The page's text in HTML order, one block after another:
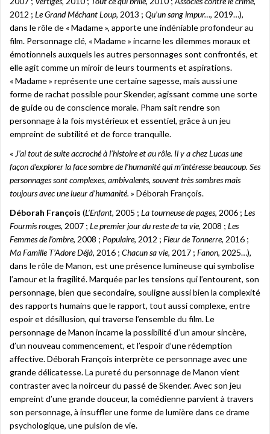
2012 ; Le Grand Méchant Loup, 2013 ; Qu’un sang impur…, 2019…),
dans le rôle de « Madame », apporte une indéniable profondeur au
film. Personnage clé, « Madame » incarne les dilemmes moraux et
émotionnels auxquels les autres personnages sont confrontés, et
elle agit comme un miroir de leurs tourments et aspirations.
« Madame » représente une certaine sagesse, mais aussi une
forme de rachat possible pour Skender, agissant comme une sorte
de guide ou de conscience morale. Pham sait rendre son
personnage à la fois mystérieux et essentiel, grâce à un jeu
empreint de subtilité et de force tranquille.
« J’ai tout de suite accroché à l’histoire et au rôle. Il y a chez Lucas une
façon d’explorer la face sombre de l’humanité qui m’intéresse beaucoup. Ses
personnages sont complexes, ambivalents, souvent très sombres mais
toujours avec une lueur d’humanité. » Déborah François.
Déborah François (L’Enfant, 2005 ; La tourneuse de pages, 2006 ; Les
Fourmis rouges, 2007 ; Le premier jour du reste de ta vie, 2008 ; Les
Femmes de l’ombre, 2008 ; Populaire, 2012 ; Fleur de Tonnerre, 2016 ;
Ma Famille T’Adore Déjà, 2016 ; Chacun sa vie, 2017 ; Fanon, 2025…),
dans le rôle de Manon, est une présence lumineuse qui symbolise
l’amour et la fragilité. Marquée par les tensions qui l’entourent, son
personnage, bien que secondaire, souligne aussi bien la complexité
des rapports humains que le rapport, tout aussi complexe, entre
espoir et désillusion, qui traverse l’ensemble du film. Le
personnage de Manon incarne la possibilité d’un amour sincère,
d’un nouveau commencement, et l’espoir d’une rédemption
affective. Déborah François interprète ce personnage avec une
grande délicatesse. La pureté du personnage de Manon vient
contraster avec la noirceur du passé de Skender. Avec son jeu
empreint d’une grande douceur, la comédienne parvient à travers
son personnage, à insuffler une forme de lumière dans ce drame
psychologique, une pulsion de vie.